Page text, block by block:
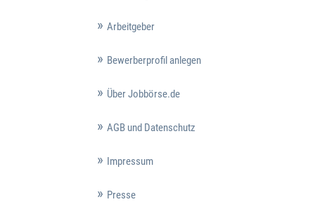
Arbeitgeber
Bewerberprofil anlegen
Über Jobbörse.de
AGB und Datenschutz
Impressum
Presse